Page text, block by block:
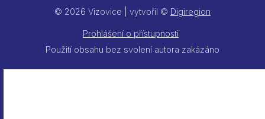
© 2026 Vizovice | vytvořil © Digiregion
Prohlášení o přístupnosti
Použití obsahu bez svolení autora zakázáno